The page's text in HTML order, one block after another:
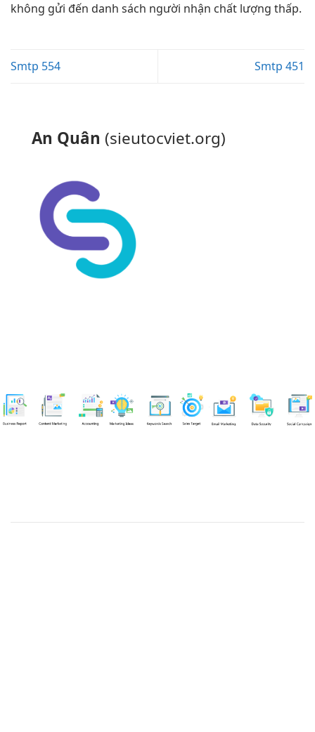
không gửi đến danh sách người nhận chất lượng thấp.
Smtp 554 Smtp 451
An Quân (sieutocviet.org)